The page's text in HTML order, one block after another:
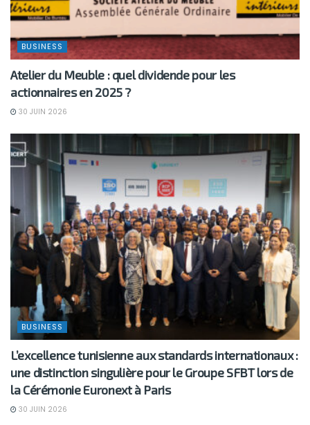
BUSINESS
Atelier du Meuble : quel dividende pour les
actionnaires en 2025 ?
30 JUIN 2026
BUSINESS
L’excellence tunisienne aux standards internationaux :
une distinction singulière pour le Groupe SFBT lors de
la Cérémonie Euronext à Paris
30 JUIN 2026